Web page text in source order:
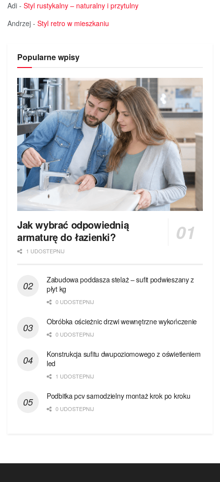
Adi - Styl rustykalny – naturalny i przytulny
Andrzej - Styl retro w mieszkaniu
Popularne wpisy
Jak wybrać odpowiednią
armaturę do łazienki?
1 UDOSTEPNIJ
Zabudowa poddasza stelaż – sufit podwieszany z
płyt kg
0 UDOSTEPNIJ
Obróbka ościeżnic drzwi wewnętrzne wykończenie
0 UDOSTEPNIJ
Konstrukcja sufitu dwupoziomowego z oświetleniem
led
1 UDOSTEPNIJ
Podbitka pcv samodzielny montaż krok po kroku
0 UDOSTEPNIJ